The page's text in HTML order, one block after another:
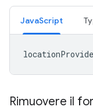
JavaScript
Rimuovere il